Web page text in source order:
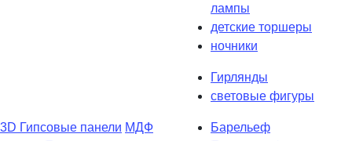
лампы
детские торшеры
ночники
Гирлянды
световые фигуры
3D Гипсовые панели МДФ
Барельеф